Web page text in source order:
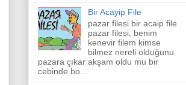
Bir Acayip File
pazar filesi bir acaip file
pazar filesi, benim
kenevir filem kimse
bilmez nereli olduğunu
pazara çıkar akşam oldu mu bir
cebinde bo...